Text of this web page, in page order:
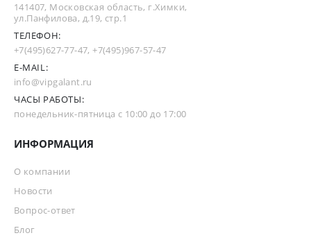
141407, Московская область, г.Химки,
ул.Панфилова, д.19, стр.1
ТЕЛЕФОН:
+7(495)627-77-47,+7(495)967-57-47
E-MAIL:
info@vipgalant.ru
ЧАСЫ РАБОТЫ:
понедельник-пятница с 10:00 до 17:00
ИНФОРМАЦИЯ
О компании
Новости
Вопрос-ответ
Блог